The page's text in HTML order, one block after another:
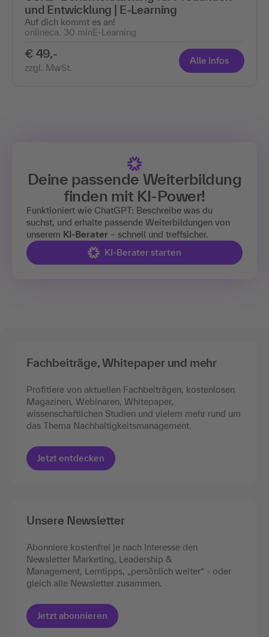
und Entwicklung | E-Learning
Auf dich kommt es an!
onlineca. 30 minE-Learning
€ 49,-
zzgl. MwSt.
Alle Infos
Deine passende Weiterbildung
finden mit KI-Power!
Funktioniert wie ChatGPT: Beschreibe was du
suchst, und erhalte passende Weiterbildungen von
unserem KI-Berater – schnell und treffsicher.
KI-Berater starten
Fachbeiträge, Whitepaper und mehr
Profitiere von aktuellen Fachbeiträgen, kostenlosen
Magazinen, Webinaren, Whitepaper,
wissenschaftlichen Studien und vielem mehr rund um
das Thema Nachhaltigkeitsmanagement.
Jetzt entdecken
Unsere Newsletter
Abonniere kostenfrei je nach Interesse den
Newsletter Marketing, Leadership &
Management, Lerntipps, „persönlich weiter“ - oder
gleich alle Newsletter zusammen.
Jetzt abonnieren